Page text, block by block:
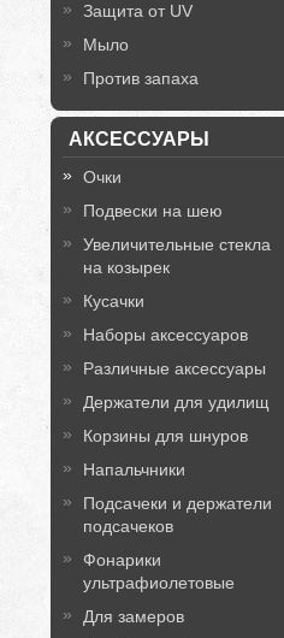
Защита от UV
Мыло
Против запаха
АКСЕССУАРЫ
Очки
Подвески на шею
Увеличительные стекла
на козырек
Кусачки
Наборы аксессуаров
Различные аксессуары
Держатели для удилищ
Корзины для шнуров
Напальчники
Подсачеки и держатели
подсачеков
Фонарики
ультрафиолетовые
Для замеров